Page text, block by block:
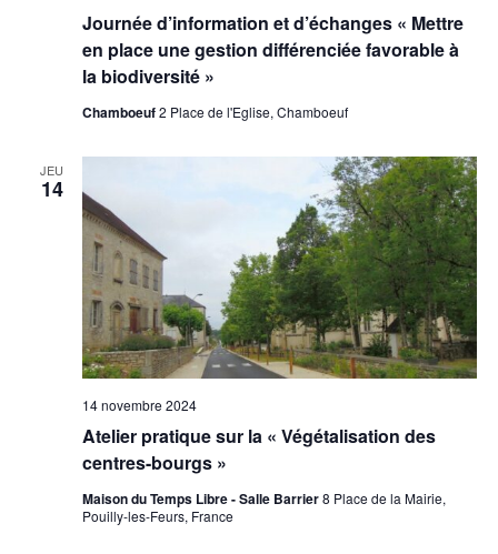
Journée d’information et d’échanges « Mettre
en place une gestion différenciée favorable à
la biodiversité »
Chamboeuf2 Place de l'Eglise, Chamboeuf
JEU
14
Atelier pratique sur la « Végétalisation des
centres-bourgs »
14 novembre 2024
Maison du Temps Libre - Salle Barrier8 Place de la Mairie,
Pouilly-les-Feurs, France